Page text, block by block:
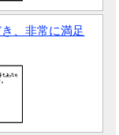
、非常に満足